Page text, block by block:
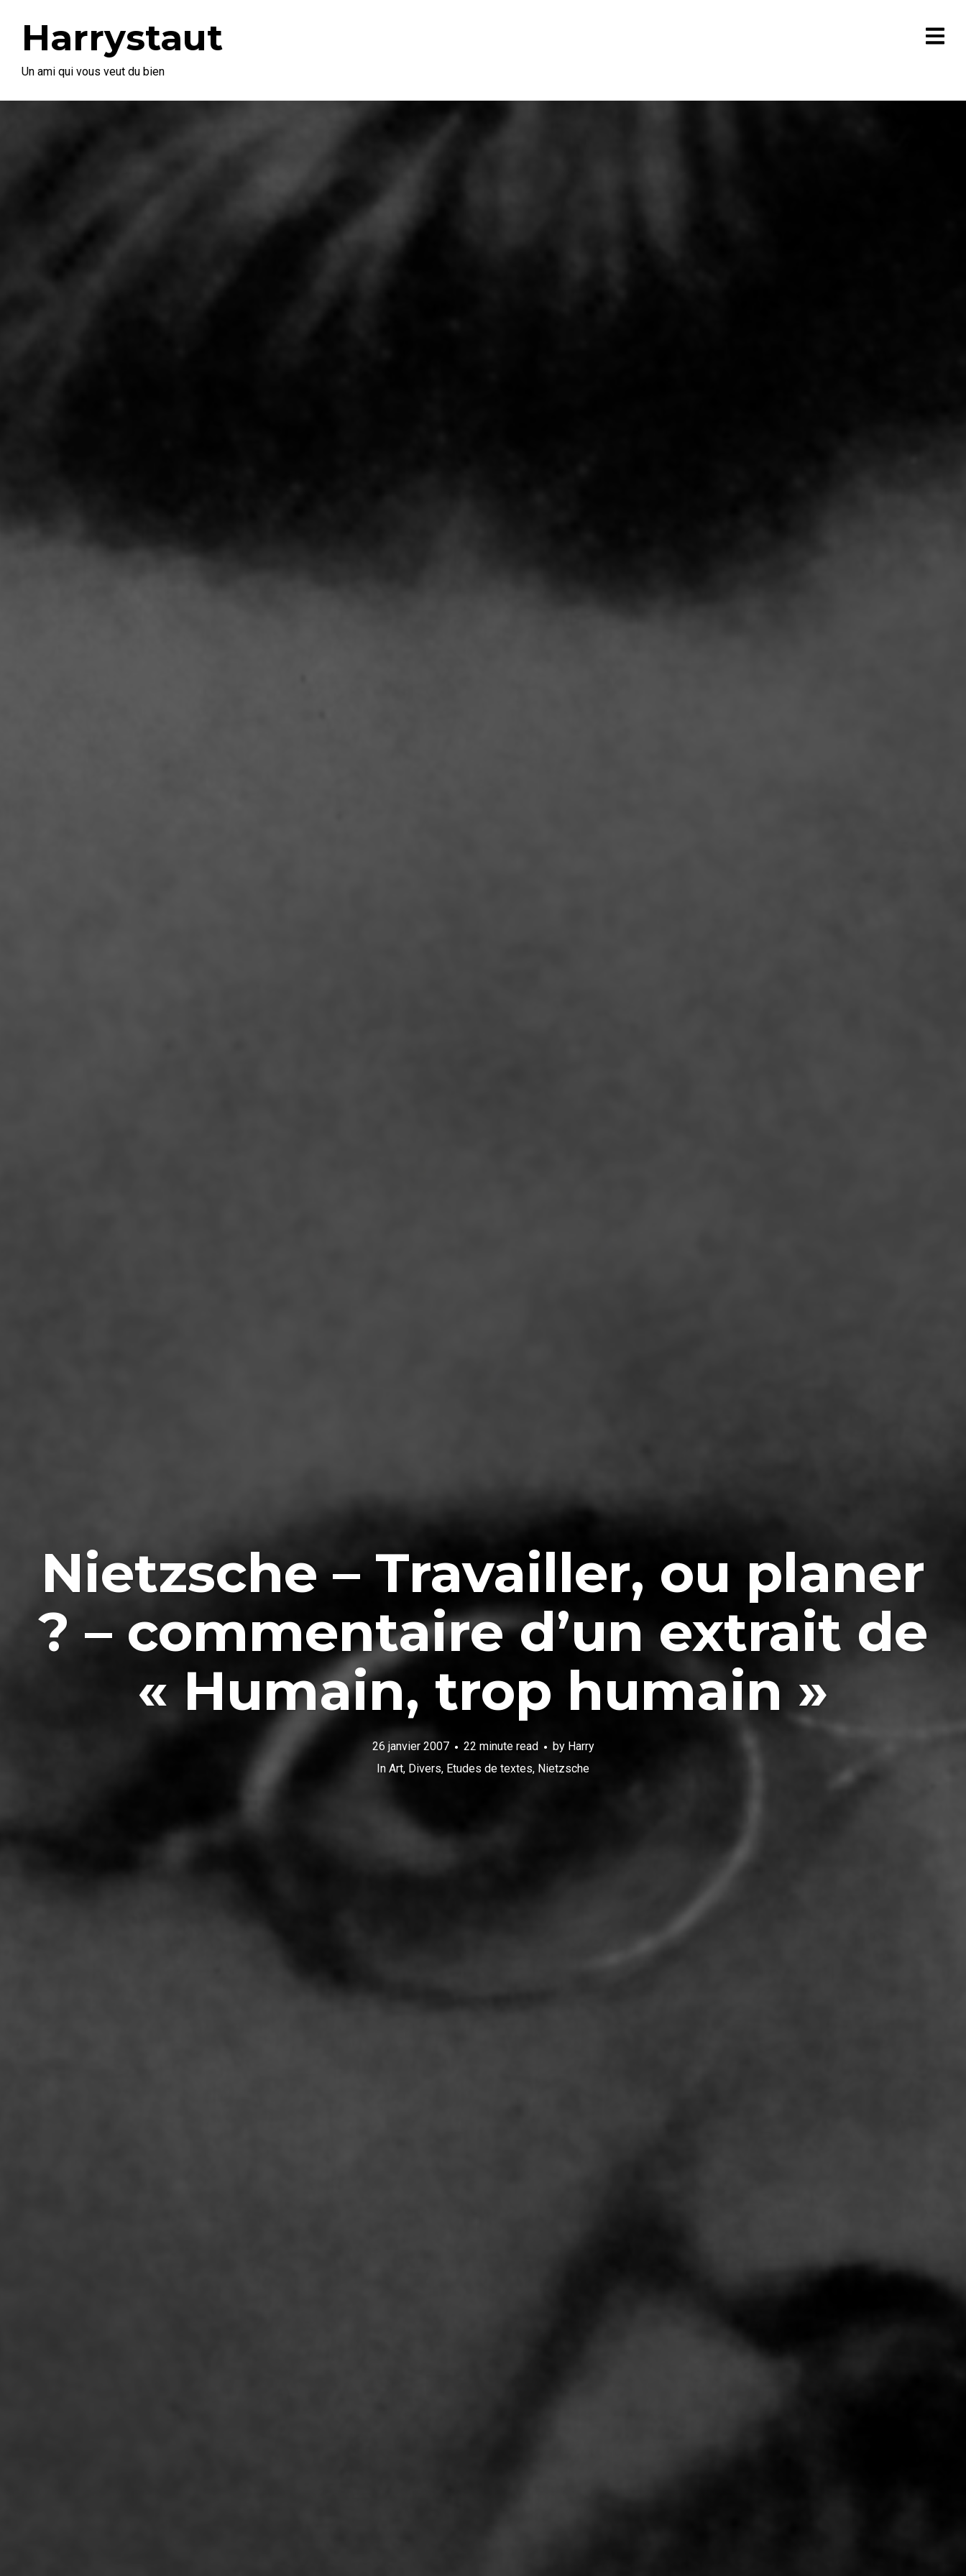
Harrystaut
Un ami qui vous veut du bien
Nietzsche – Travailler, ou planer
? – commentaire d’un extrait de
« Humain, trop humain »
26 janvier 2007 22 minute read by Harry
In Art, Divers, Etudes de textes, Nietzsche